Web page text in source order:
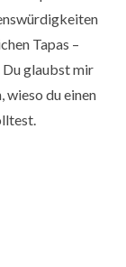
Tapas –
Du glaubst mir
du einen